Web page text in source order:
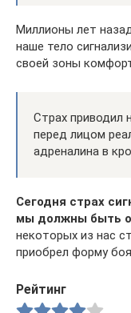
Миллионы лет
наше тело
своей зоны
Страх приводил
перед лицом
адреналина в
Сегодня страх
мы должны быть
некоторых из нас
приобрел форму
Рейтинг